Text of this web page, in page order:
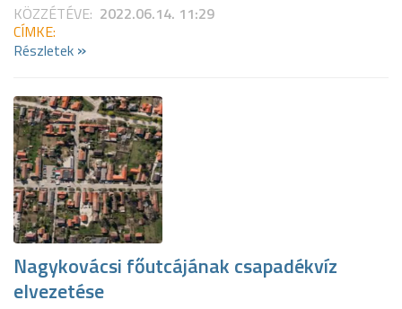
KÖZZÉTÉVE: 2022.06.14. 11:29
CÍMKE:
Részletek »
Nagykovácsi főutcájának csapadékvíz
elvezetése